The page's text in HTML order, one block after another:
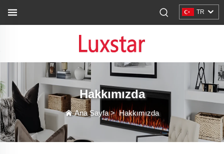
TR
Hakkımızda
Ana Sayfa>Hakkımızda